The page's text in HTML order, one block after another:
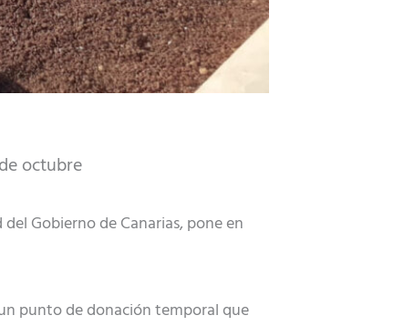
octubre
Gobierno de Canarias, pone en
punto de donación temporal que